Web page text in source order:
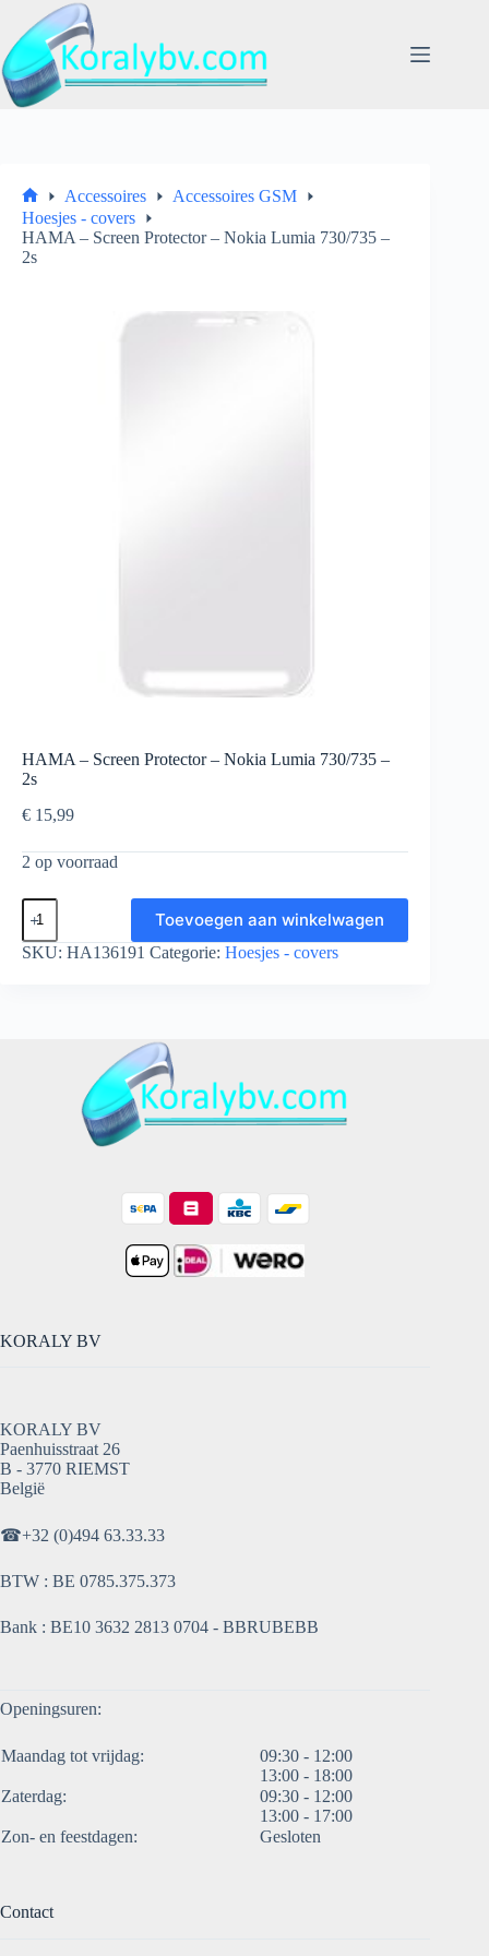
naar
de
inhoud
Home
Accessoires
Accessoires GSM
Hoesjes - covers
HAMA – Screen Protector – Nokia Lumia 730/735 –
2s
HAMA – Screen Protector – Nokia Lumia 730/735 –
2s
€ 15,99
2 op voorraad
HAMA
Screen
Protector
Toevoegen aan winkelwagen
SKU: HA136191 Categorie: Hoesjes - covers
KORALY BV
KORALY BV
Paenhuisstraat 26
B - 3770 RIEMST
België
☎+32 (0)494 63.33.33
BTW : BE 0785.375.373
Bank : BE10 3632 2813 0704 - BBRUBEBB
Openingsuren:
Maandag tot vrijdag:
09:30 - 12:00
13:00 - 18:00
Zaterdag:
09:30 - 12:00
13:00 - 17:00
Zon- en feestdagen:
Gesloten
Contact